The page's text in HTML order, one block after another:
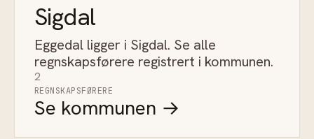
Sigdal
Eggedal ligger i Sigdal. Se alle
regnskapsførere registrert i kommunen.
2
REGNSKAPSFØRERE
Se kommunen →